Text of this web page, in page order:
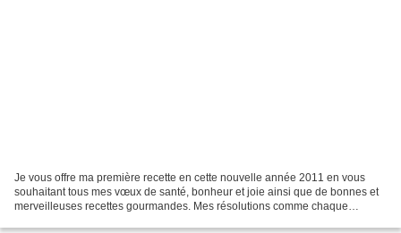
Je vous offre ma première recette en cette nouvelle année 2011 en vous
souhaitant tous mes vœux de santé, bonheur et joie ainsi que de bonnes et
merveilleuses recettes gourmandes. Mes résolutions comme chaque